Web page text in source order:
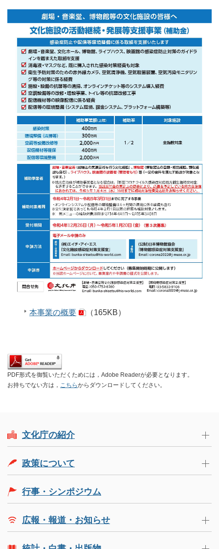
本事業の概要 （165KB）
PDF形式を御覧いただくためには，Adobe Readerが必要となります。
お持ちでない方は， こちらからダウンロードしてください。
文化庁の紹介
政策について
行事・シンポジウム
広報・報道・お知らせ